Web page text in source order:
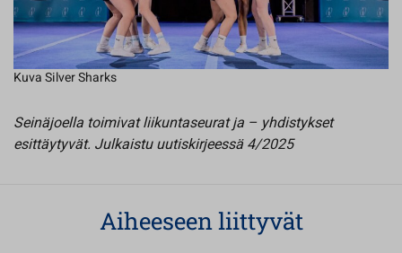
Kuva Silver Sharks
Seinäjoella toimivat liikuntaseurat ja – yhdistykset
esittäytyvät. Julkaistu uutiskirjeessä 4/2025
Aiheeseen liittyvät